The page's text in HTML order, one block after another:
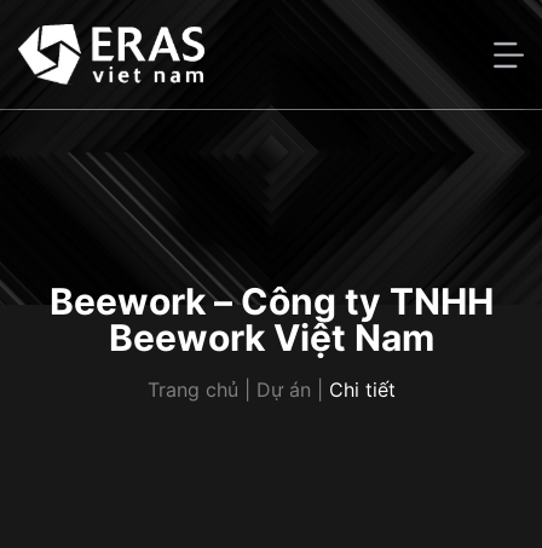
qua
dung
Beework – Công ty TNHH
Beework Việt Nam
Trang chủ | Dự án | Chi tiết